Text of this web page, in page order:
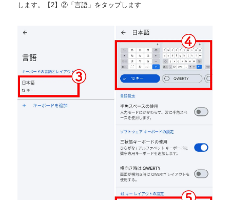
します。【2】②「言語」をタップします